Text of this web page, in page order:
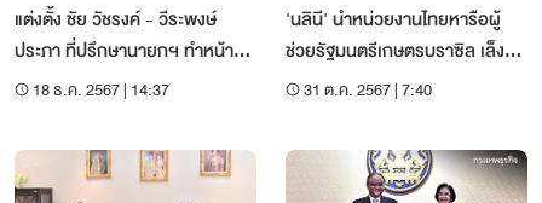
แต่งตั้ง ชัย วัชรงค์ - วีระพงษ์
ประภา ที่ปรึกษานายกฯ ทำหน้าที่ผู้
แทนการค้าไทย
18 ธ.ค. 2567 | 14:37
'นลินี' นำหน่วยงานไทยหารือผู้
ช่วยรัฐมนตรีเกษตรบราซิล เล็ง
ขยายตลาดเพิ่ม
31 ต.ค. 2567 | 7:40